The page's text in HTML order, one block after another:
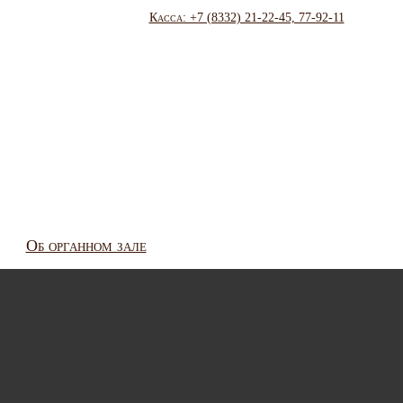
Касса: +7 (8332) 21-22-45, 77-92-11
Об органном зале